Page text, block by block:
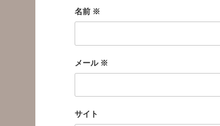
名前 ※
メール ※
サイト